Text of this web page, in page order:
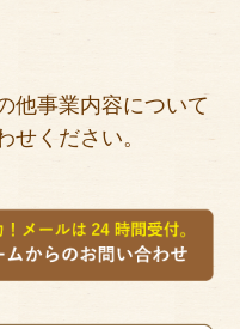
他事業内容について
せください。